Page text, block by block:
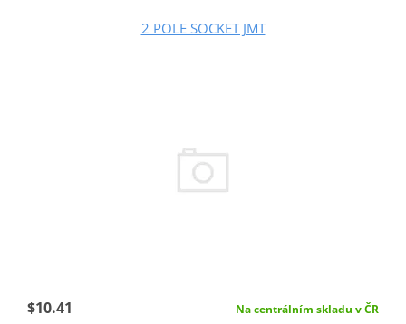
2 POLE SOCKET JMT
$10.41 Na centrálním skladu v ČR